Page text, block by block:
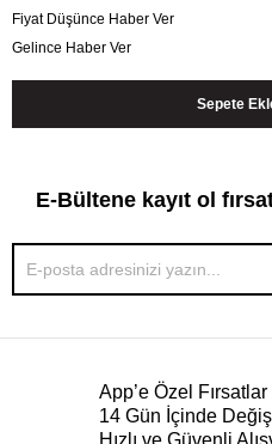
Fiyat Düşünce Haber Ver
Gelince Haber Ver
E-Bültene kayıt ol
App’e Özel Fırsatlar
14 Gün İçinde
Hızlı ve Güvenli